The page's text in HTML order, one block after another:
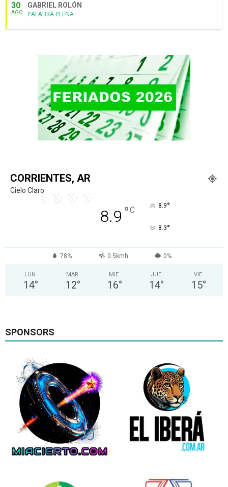
30
AGO
GABRIEL ROLÓN
PALABRA PLENA
CORRIENTES, AR
Cielo Claro
8.9 °C 8.9°
8.3°
78% 0.5kmh 0%
LUN
14°
MAR
12°
MIE
16°
JUE
14°
VIE
15°
SPONSORS